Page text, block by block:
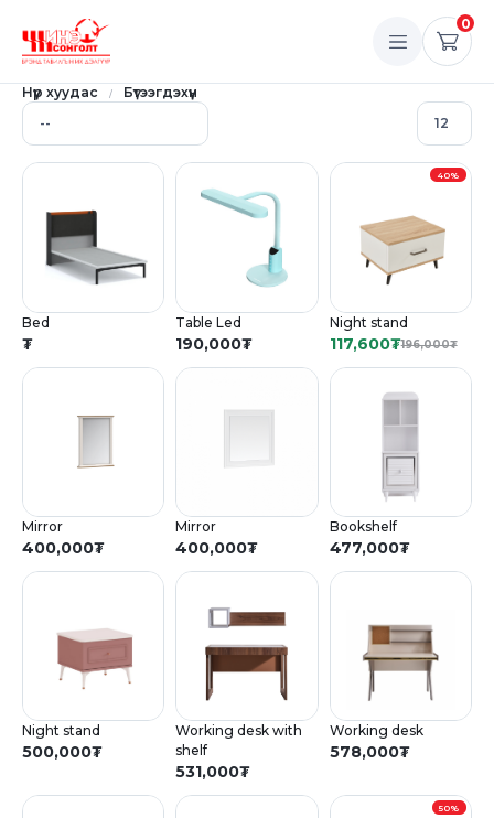
0
Нүүр хуудас Бүтээгдэхүүн
Bed
₮
Table Led
190,000₮
40%
Night stand
117,600₮196,000₮
Mirror
400,000₮
Mirror
400,000₮
Bookshelf
477,000₮
Night stand
500,000₮
Working desk with
shelf
531,000₮
Working desk
578,000₮
50%